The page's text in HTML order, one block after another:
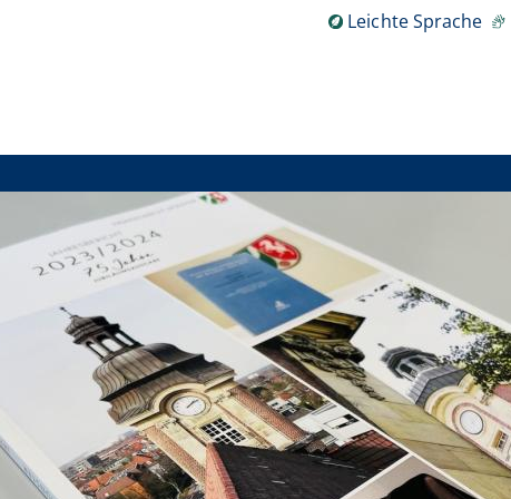
Leichte Sprache